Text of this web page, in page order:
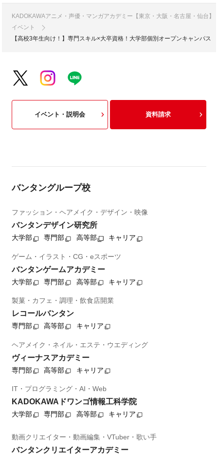
KADOKAWAアニメ・声優・マンガアカデミー【東京・大阪・名古屋・仙台】
イベント
【高校3年生向け！】専門スキル×大卒資格！大学部個別オープンキャンパス
イベント・説明会 資料請求
バンタングループ校
ファッション・ヘアメイク・デザイン・映像
バンタンデザイン研究所
大学部 専門部 高等部 キャリア
ゲーム・イラスト・CG・eスポーツ
バンタンゲームアカデミー
大学部 専門部 高等部 キャリア
製菓・カフェ・調理・飲食店開業
レコールバンタン
専門部 高等部 キャリア
ヘアメイク・ネイル・エステ・ウエディング
ヴィーナスアカデミー
専門部 高等部 キャリア
IT・プログラミング・AI・Web
KADOKAWAドワンゴ情報工科学院
大学部 専門部 高等部 キャリア
動画クリエイター・動画編集・VTuber・歌い手
バンタンクリエイターアカデミー